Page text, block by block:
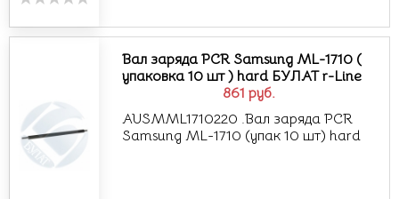
861 руб.
Вал заряда PCR Samsung ML-1710 (
упаковка 10 шт ) hard БУЛАТ r-Line
AUSMML1710220 .Вал заряда PCR
Samsung ML-1710 (упак 10 шт) hard